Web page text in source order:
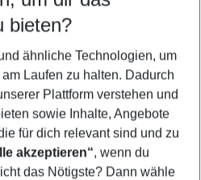
5-8 Nächte
anzeigen
bieten?
ähnliche Technologien, um
Laufen zu halten. Dadurch
Plattform verstehen und
sowie Inhalte, Angebote
für dich relevant sind und zu
akzeptieren“, wenn du
das Nötigste? Dann wähle